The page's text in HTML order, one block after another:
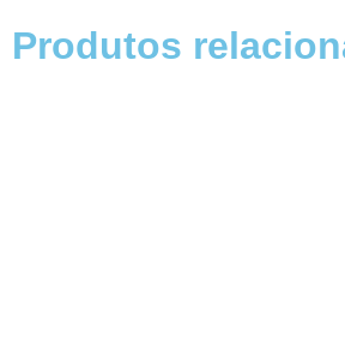
Produtos